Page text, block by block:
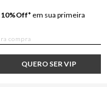
10%Off* em sua primeira
QUERO SER VIP